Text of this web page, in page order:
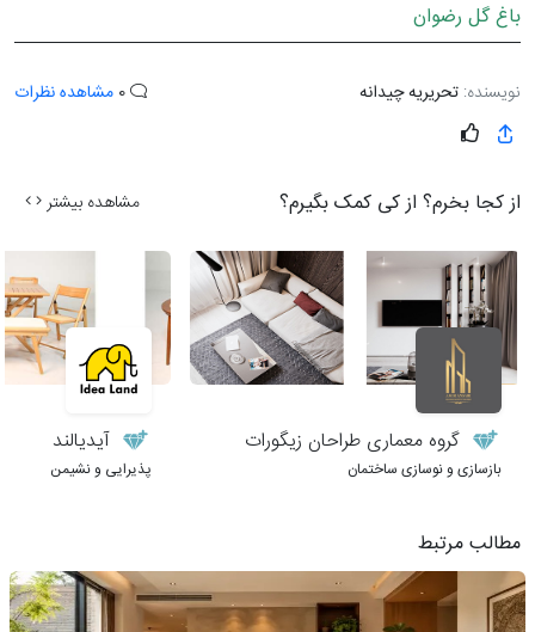
باغ گل رضوان
نویسنده: تحریریه چیدانه مشاهده نظرات
از کجا بخرم؟ از کی کمک بگیرم؟ مشاهده بیشتر
گروه معماری طراحان زیگورات
بازسازی و نوسازی ساختمان
آیدیالند
پذیرایی و نشیمن
مطالب مرتبط